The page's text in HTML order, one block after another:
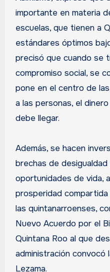
importante en materia
escuelas, que tienen a
estándares óptimos
precisó que cuando se
compromiso social, se
pone en el centro de
a las personas, el
debe llegar.
Además, se hacen
brechas de
oportunidades de vida,
prosperidad
las quintanarroenses,
Nuevo Acuerdo por el
Quintana Roo al que
administración convocó
Lezama.